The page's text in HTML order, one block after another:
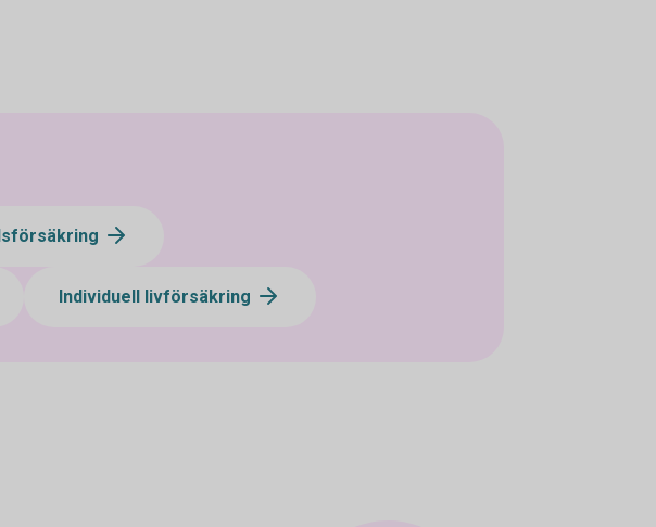
Individuell livförsäkring